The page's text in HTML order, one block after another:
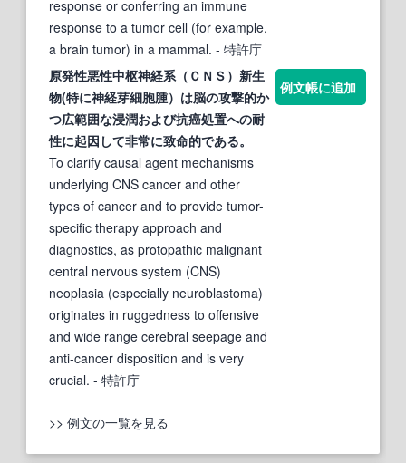
response or conferring an immune
response to a tumor cell (for example,
a brain tumor) in a mammal. - 特許庁
原発性悪性中枢神経系（ＣＮＳ） 新生
物(特に神経芽細胞腫）は脳の攻撃的か
つ広範囲な浸潤および抗癌処置への耐
性に起因して非常に致命的である。
To clarify causal agent mechanisms
underlying CNS cancer and other
types of cancer and to provide tumor-
specific therapy approach and
diagnostics, as protopathic malignant
central nervous system (CNS)
neoplasia (especially neuroblastoma)
originates in ruggedness to offensive
and wide range cerebral seepage and
anti-cancer disposition and is very
crucial. - 特許庁
例文帳に追加
>> 例文の一覧を見る